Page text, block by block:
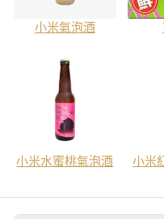
小米氣泡酒
小米水蜜桃氣泡酒 小米